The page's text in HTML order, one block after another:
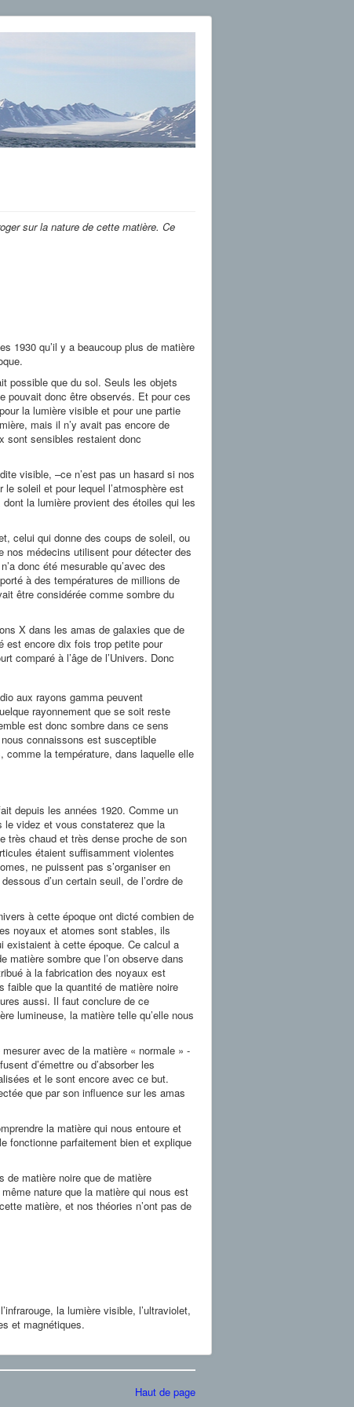
sur la nature de cette matière. Ce
1930 qu’il y a beaucoup plus de matière
possible que du sol. Seuls les objets
pouvait donc être observés. Et pour ces
la lumière visible et pour une partie
mais il n’y avait pas encore de
sont sensibles restaient donc
visible, –ce n’est pas un hasard si nos
soleil et pour lequel l’atmosphère est
la lumière provient des étoiles qui les
celui qui donne des coups de soleil, ou
nos médecins utilisent pour détecter des
donc été mesurable qu’avec des
à des températures de millions de
être considérée comme sombre du
X dans les amas de galaxies que de
est encore dix fois trop petite pour
comparé à l’âge de l’Univers. Donc
aux rayons gamma peuvent
rayonnement que se soit reste
est donc sombre dans ce sens
connaissons est susceptible
comme la température, dans laquelle elle
depuis les années 1920. Comme un
le videz et vous constaterez que la
très chaud et très dense proche de son
étaient suffisamment violentes
ne puissent pas s’organiser en
d’un certain seuil, de l’ordre de
à cette époque ont dicté combien de
noyaux et atomes sont stables, ils
existaient à cette époque. Ce calcul a
sombre que l’on observe dans
à la fabrication des noyaux est
faible que la quantité de matière noire
aussi. Il faut conclure de ce
lumineuse, la matière telle qu’elle nous
avec de la matière « normale » -
d’émettre ou d’absorber les
et le sont encore avec ce but.
que par son influence sur les amas
la matière qui nous entoure et
fonctionne parfaitement bien et explique
de matière noire que de matière
nature que la matière qui nous est
matière, et nos théories n’ont pas de
la lumière visible, l’ultraviolet,
et magnétiques.
Haut de page